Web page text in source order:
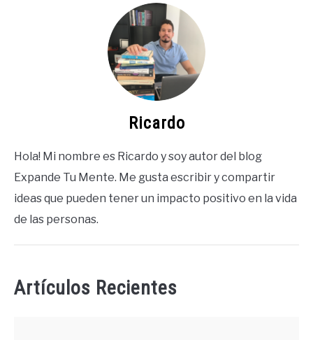
Ricardo
Hola! Mi nombre es Ricardo y soy autor del blog
Expande Tu Mente. Me gusta escribir y compartir
ideas que pueden tener un impacto positivo en la vida
de las personas.
Artículos Recientes